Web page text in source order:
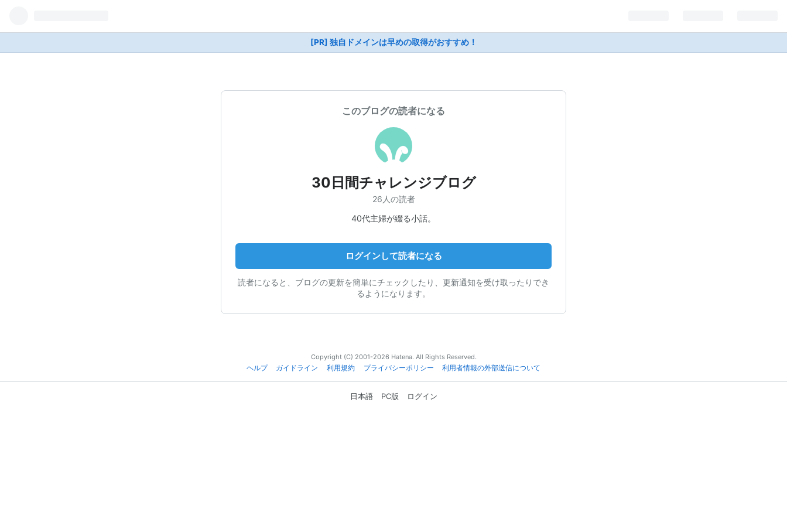
[PR] 独自ドメインは早めの取得がおすすめ！
このブログの読者になる
30日間チャレンジブログ
26人の読者
40代主婦が綴る小話。
ログインして読者になる
読者になると、ブログの更新を簡単にチェックしたり、更新通知を受け取ったりでき
るようになります。
Copyright (C) 2001-2026 Hatena. All Rights Reserved.
ヘルプ
ガイドライン 利用規約 プライバシーポリシー 利用者情報の外部送信について
日本語 PC版 ログイン